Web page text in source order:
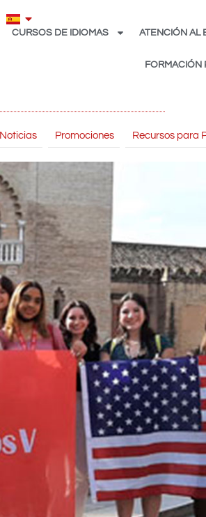
CURSOS DE IDIOMAS ATENCIÓN AL
FORMACIÓN
Noticias Promociones Recursos para